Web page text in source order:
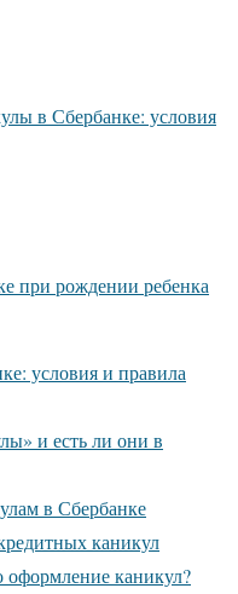
в Сбербанке: условия
при рождении ребенка
условия и правила
и есть ли они в
в Сбербанке
каникул
каникул?